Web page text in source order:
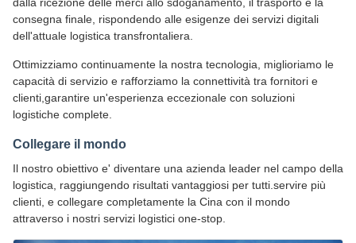
consegna finale, rispondendo alle esigenze dei servizi digitali
dell'attuale logistica transfrontaliera.
Ottimizziamo continuamente la nostra tecnologia, miglioriamo le
capacità di servizio e rafforziamo la connettività tra fornitori e
clienti,garantire un'esperienza eccezionale con soluzioni
logistiche complete.
Collegare il mondo
Il nostro obiettivo e' diventare una azienda leader nel campo della
logistica, raggiungendo risultati vantaggiosi per tutti.servire più
clienti, e collegare completamente la Cina con il mondo
attraverso i nostri servizi logistici one-stop.